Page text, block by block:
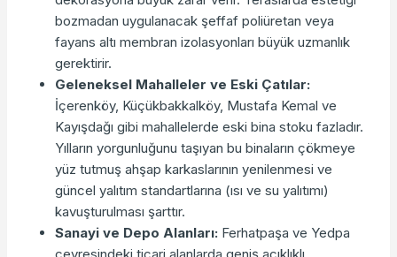
bozmadan uygulanacak şeffaf poliüretan veya
fayans altı membran izolasyonları büyük uzmanlık
gerektirir.
Geleneksel Mahalleler ve Eski Çatılar:
İçerenköy, Küçükbakkalköy, Mustafa Kemal ve
Kayışdağı gibi mahallelerde eski bina stoku fazladır.
Yılların yorgunluğunu taşıyan bu binaların çökmeye
yüz tutmuş ahşap karkaslarının yenilenmesi ve
güncel yalıtım standartlarına (ısı ve su yalıtımı)
kavuşturulması şarttır.
Sanayi ve Depo Alanları: Ferhatpaşa ve Yedpa